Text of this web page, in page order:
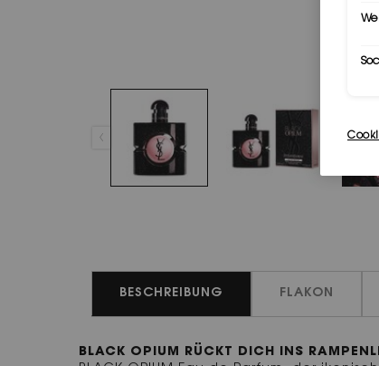
BESCHREIBUNG FLAKON
BLACK OPIUM RÜCKT DICH INS